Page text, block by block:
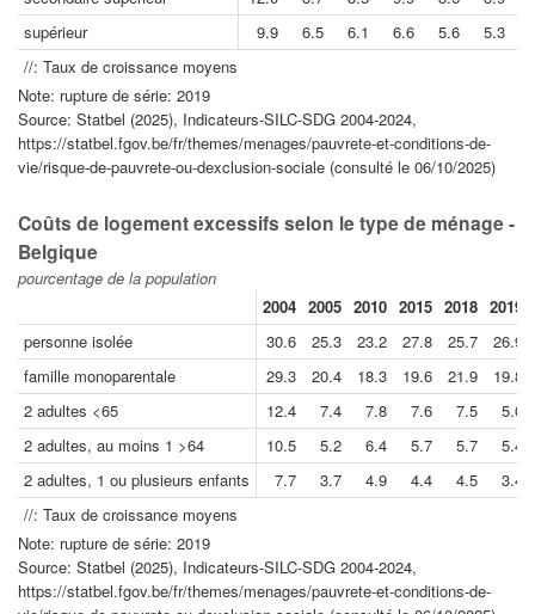
supérieur
9.9 6.5 6.1 6.6 5.6 5.3
//: Taux de croissance moyens
Note: rupture de série: 2019
Source: Statbel (2025), Indicateurs-SILC-SDG 2004-2024,
https://statbel.fgov.be/fr/themes/menages/pauvrete-et-conditions-de-
vie/risque-de-pauvrete-ou-dexclusion-sociale (consulté le 06/10/2025)
Coûts de logement excessifs selon le type de ménage -
Belgique
pourcentage de la population
2004 2005 2010 2015 2018 2019
personne isolée
30.6 25.3 23.2 27.8 25.7
26.9
famille monoparentale
29.3 20.4 18.3 19.6 21.9
19.8
2 adultes <65
12.4 7.4 7.8 7.6 7.5
5.0
2 adultes, au moins 1 >64
10.5 5.2 6.4 5.7 5.7
5.4
2 adultes, 1 ou plusieurs enfants
7.7 3.7 4.9 4.4 4.5
3.4
//: Taux de croissance moyens
Note: rupture de série: 2019
Source: Statbel (2025), Indicateurs-SILC-SDG 2004-2024,
https://statbel.fgov.be/fr/themes/menages/pauvrete-et-conditions-de-